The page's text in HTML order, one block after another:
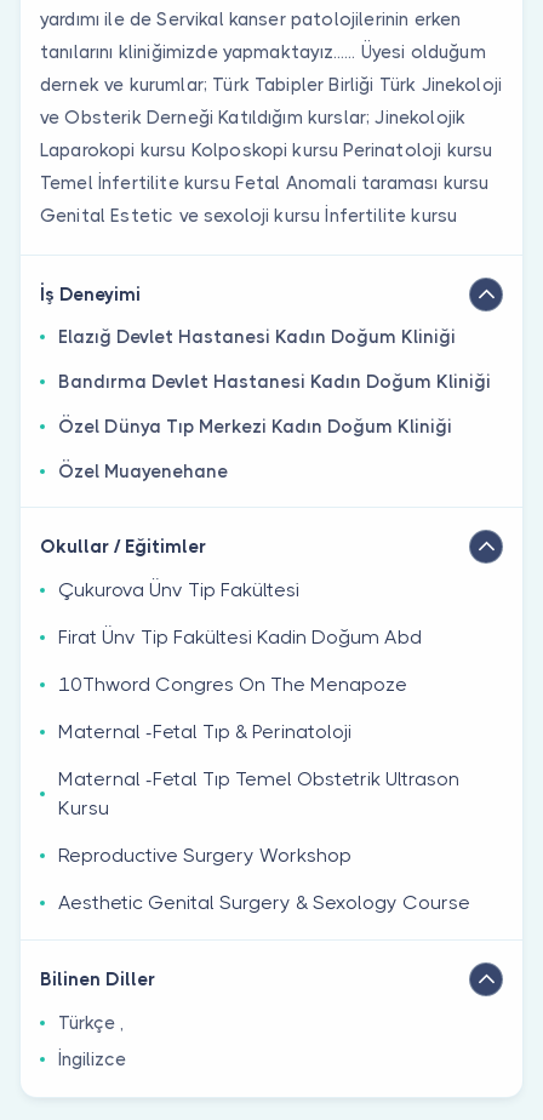
yardımı ile de Servikal kanser patolojilerinin erken
tanılarını kliniğimizde yapmaktayız...... Üyesi olduğum
dernek ve kurumlar; Türk Tabipler Birliği Türk Jinekoloji
ve Obsterik Derneği Katıldığım kurslar; Jinekolojik
Laparokopi kursu Kolposkopi kursu Perinatoloji kursu
Temel İnfertilite kursu Fetal Anomali taraması kursu
Genital Estetic ve sexoloji kursu İnfertilite kursu
İş Deneyimi
Elazığ Devlet Hastanesi Kadın Doğum Kliniği
Bandırma Devlet Hastanesi Kadın Doğum Kliniği
Özel Dünya Tıp Merkezi Kadın Doğum Kliniği
Özel Muayenehane
Okullar / Eğitimler
Çukurova Ünv Tip Fakültesi̇
Firat Ünv Tip Fakültesi̇ Kadin Doğum Abd
10Thword Congres On The Menapoze
Maternal -Fetal Tıp & Perinatoloji
Maternal -Fetal Tıp Temel Obstetrik Ultrason
Kursu
Reproductive Surgery Workshop
Aesthetic Genital Surgery & Sexology Course
Bilinen Diller
Türkçe ,
İngilizce